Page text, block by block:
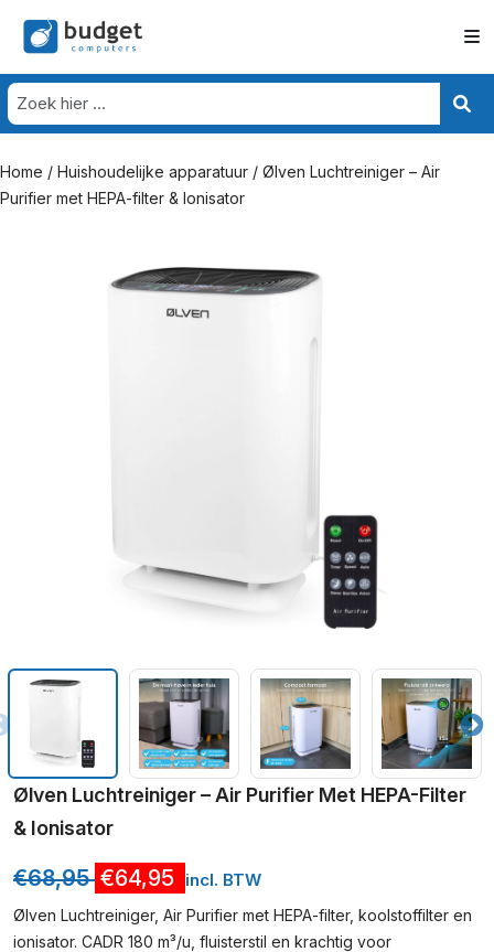
Home / Huishoudelijke apparatuur / Ølven Luchtreiniger – Air
Purifier met HEPA-filter & Ionisator
Ølven Luchtreiniger – Air Purifier Met HEPA-Filter
& Ionisator
€68,95 €64,95 incl. BTW
Ølven Luchtreiniger, Air Purifier met HEPA-filter, koolstoffilter en
ionisator. CADR 180 m³/u, fluisterstil en krachtig voor